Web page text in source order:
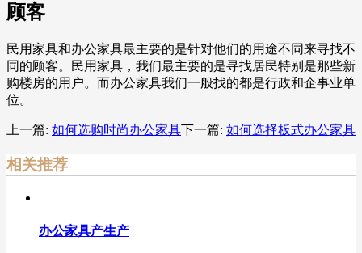
顾客
民用家具和办公家具最主要的是针对他们的用途不同来寻找不
同的顾客。民用家具，我们最主要的是寻找居民特别是那些新
购楼房的用户。而办公家具我们一般找的都是行政和企事业单
位。
上一篇: 如何选购时尚办公家具下一篇: 如何选择板式办公家具
相关推荐
办公家具产生产